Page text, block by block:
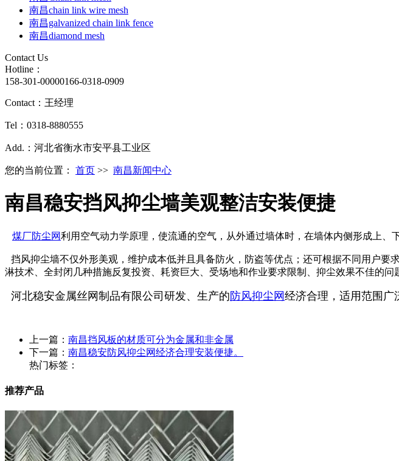
南昌chain link wire mesh
南昌galvanized chain link fence
南昌diamond mesh
Contact Us
Hotline：
158-301-00000166-0318-0909
Contact：王经理
Tel：0318-8880555
Add.：河北省衡水市安平县工业区
您的当前位置： 首页 >> 南昌新闻中心
南昌稳安挡风抑尘墙美观整洁安装便捷
煤厂防尘网利用空气动力学原理，使流通的空气，从外通过墙体时，在墙体内侧形成上
挡风抑尘墙不仅外形美观，维护成本低并且具备防火，防盗等优点；还可根据不同用户
淋技术、全封闭几种措施反复投资、耗资巨大、受场地和作业要求限制、抑尘效果不佳的问
河北稳安金属丝网制品有限公司研发、生产的防风抑尘网经济合理，适用范围广
上一篇： 南昌挡风板的材质可分为金属和非金属
下一篇： 南昌稳安防风抑尘网经济合理安装便捷。
热门标签：
推荐产品